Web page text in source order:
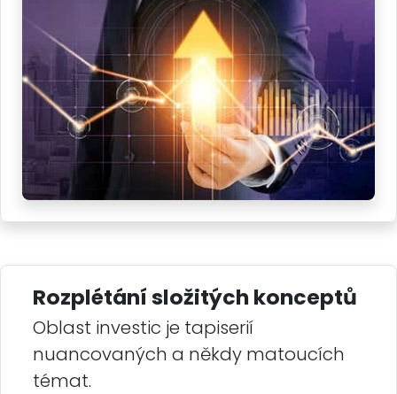
Rozplétání složitých konceptů
Oblast investic je tapiserií
nuancovaných a někdy matoucích
témat.